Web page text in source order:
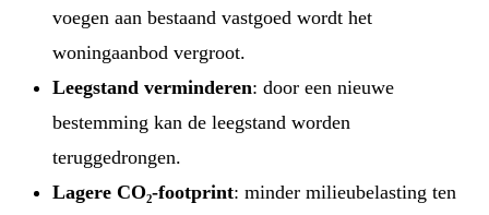
voegen aan bestaand vastgoed wordt het
woningaanbod vergroot.
Leegstand verminderen: door een nieuwe
bestemming kan de leegstand worden
teruggedrongen.
Lagere CO₂-footprint: minder milieubelasting ten